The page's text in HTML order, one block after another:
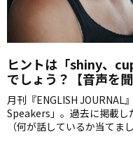
ヒントは「shiny、
でしょう？【音声を聞
月刊『ENGLISH JOURNAL
Speakers」。過去に掲載
（何が話しているか当て